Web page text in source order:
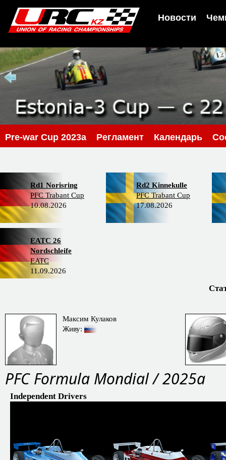
Новости
Pre-war Cup 2023a Регламент Календарь
Rd1 Norisring
PFC Trabant Cup
10.08.2026
Rd2 Kinnekulle
PFC Trabant Cup
17.08.2026
EATC 26
Nordschleife
EATC
11.09.2026
Максим Кулаков
Живу:
PFC Formula Mondial / 2025a
Independent Drivers